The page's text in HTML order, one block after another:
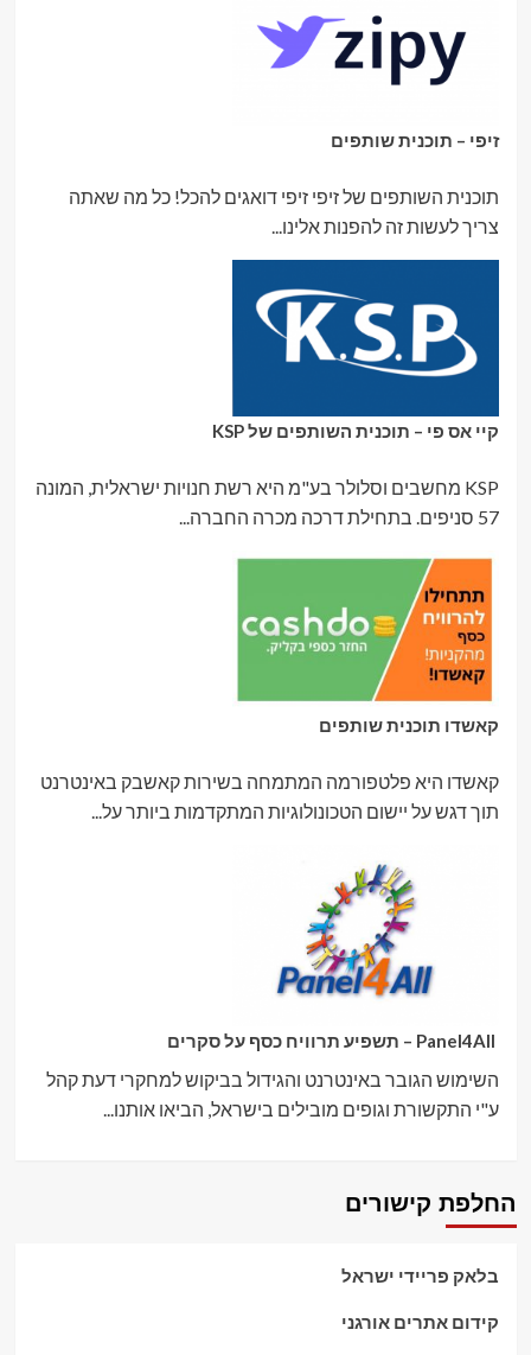
זיפי – תוכנית שותפים
תוכנית השותפים של זיפי זיפי דואגים להכל! כל מה שאתה
צריך לעשות זה להפנות אלינו...
קיי אס פי – תוכנית השותפים של KSP
KSP מחשבים וסלולר בע"מ היא רשת חנויות ישראלית, המונה
57 סניפים. בתחילת דרכה מכרה החברה...
קאשדו תוכנית שותפים
קאשדו היא פלטפורמה המתמחה בשירות קאשבק באינטרנט
תוך דגש על יישום הטכונולוגיות המתקדמות ביותר על...
השימוש הגובר באינטרנט והגידול בביקוש למחקרי דעת קהל
ע"י התקשורת וגופים מובילים בישראל, הביאו אותנו...
החלפת קישורים
בלאק פריידי ישראל
קידום אתרים אורגני